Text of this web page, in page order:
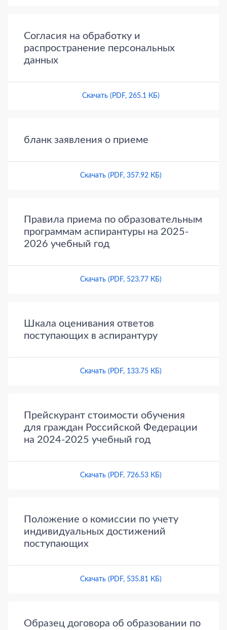
Согласия на обработку и
распространение персональных
данных
Скачать (PDF, 265.1 КБ)
бланк заявления о приеме
Скачать (PDF, 357.92 КБ)
Правила приема по образовательным
программам аспирантуры на 2025-
2026 учебный год
Скачать (PDF, 523.77 КБ)
Шкала оценивания ответов
поступающих в аспирантуру
Скачать (PDF, 133.75 КБ)
Прейскурант стоимости обучения
для граждан Российской Федерации
на 2024-2025 учебный год
Скачать (PDF, 726.53 КБ)
Положение о комиссии по учету
индивидуальных достижений
поступающих
Скачать (PDF, 535.81 КБ)
Образец договора об образовании по